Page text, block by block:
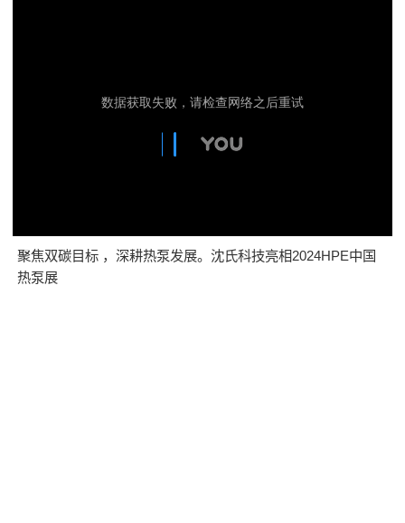
聚焦双碳目标 ，深耕热泵发展。沈氏科技亮相2024HPE中国
热泵展